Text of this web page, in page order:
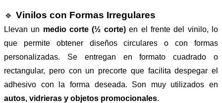
🔹 Vinilos con Formas Irregulares
Llevan un medio corte (½ corte)en el frente del vinilo, lo
que permite obtener diseños circulares o con formas
personalizadas. Se entregan en formato cuadrado o
rectangular, pero con un precorte que facilita despegar el
adhesivo con la forma deseada. Son muy utilizados en
autos, vidrieras y objetos promocionales.